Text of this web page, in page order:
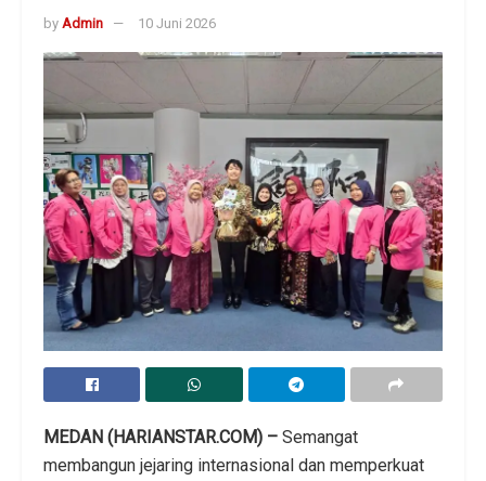
by Admin 10 Juni 2026
MEDAN (HARIANSTAR.COM) – Semangat
membangun jejaring internasional dan memperkuat